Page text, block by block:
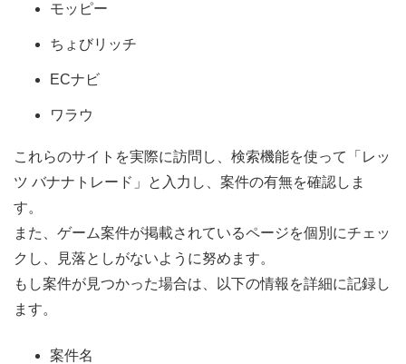
モッピー
ちょびリッチ
ECナビ
ワラウ
これらのサイトを実際に訪問し、検索機能を使って「レッ
ツ バナナトレード」と入力し、案件の有無を確認しま
す。
また、ゲーム案件が掲載されているページを個別にチェッ
クし、見落としがないように努めます。
もし案件が見つかった場合は、以下の情報を詳細に記録し
ます。
案件名